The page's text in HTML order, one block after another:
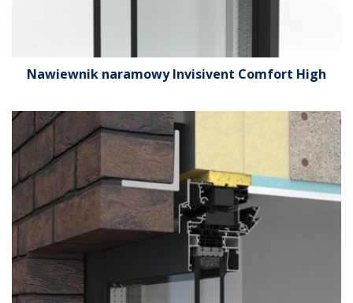
Nawiewnik naramowy Invisivent Comfort High